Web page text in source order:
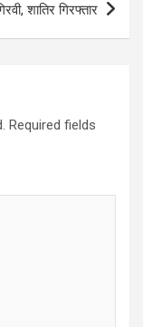
शातिर गिरफ्तार
Required fields